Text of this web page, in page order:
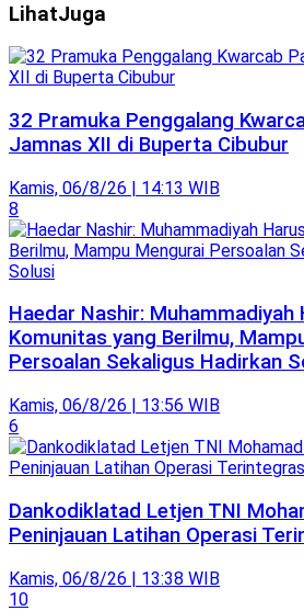
LihatJuga
32 Pramuka Penggalang
Jamnas XII di Buperta Cibubur
Kamis, 06/8/26 | 14:13 WIB
8
Haedar Nashir: Muhammadiyah
Komunitas yang Berilmu,
Persoalan Sekaligus Hadirkan
Kamis, 06/8/26 | 13:56 WIB
6
Dankodiklatad Letjen TNI
Peninjauan Latihan Operasi
Kamis, 06/8/26 | 13:38 WIB
10